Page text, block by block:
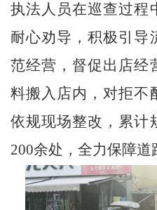
执法人员在巡查过程
耐心劝导，积极引导
范经营，督促出店经
料搬入店内，对拒不
依规现场整改， 累计
200余处， 全力保障道